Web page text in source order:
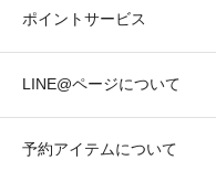
ポイントサービス
LINE@ページについて
予約アイテムについて